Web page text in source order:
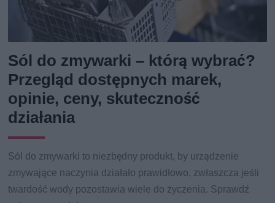
Sól do zmywarki – którą wybrać?
Przegląd dostępnych marek,
opinie, ceny, skuteczność
działania
Sól do zmywarki to niezbędny produkt, by urządzenie
zmywające naczynia działało prawidłowo, zwłaszcza jeśli
twardość wody pozostawia wiele do życzenia. Sprawdź